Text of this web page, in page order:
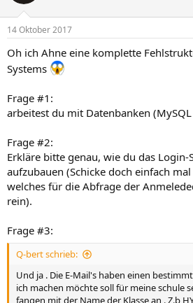
14 Oktober 2017
Oh ich Ahne eine komplette
Systems
Frage #1:
arbeitest du mit Datenbanken (MySQL
Frage #2:
Erkläre bitte genau, wie du das Login-
aufzubauen (Schicke doch einfach mal
welches für die Abfrage der
rein).
Frage #3:
Q-bert schrieb:
Und ja . Die E-Mail's haben einen
ich machen möchte soll für meine schule
fangen mit der Name der Klasse an . Z.b